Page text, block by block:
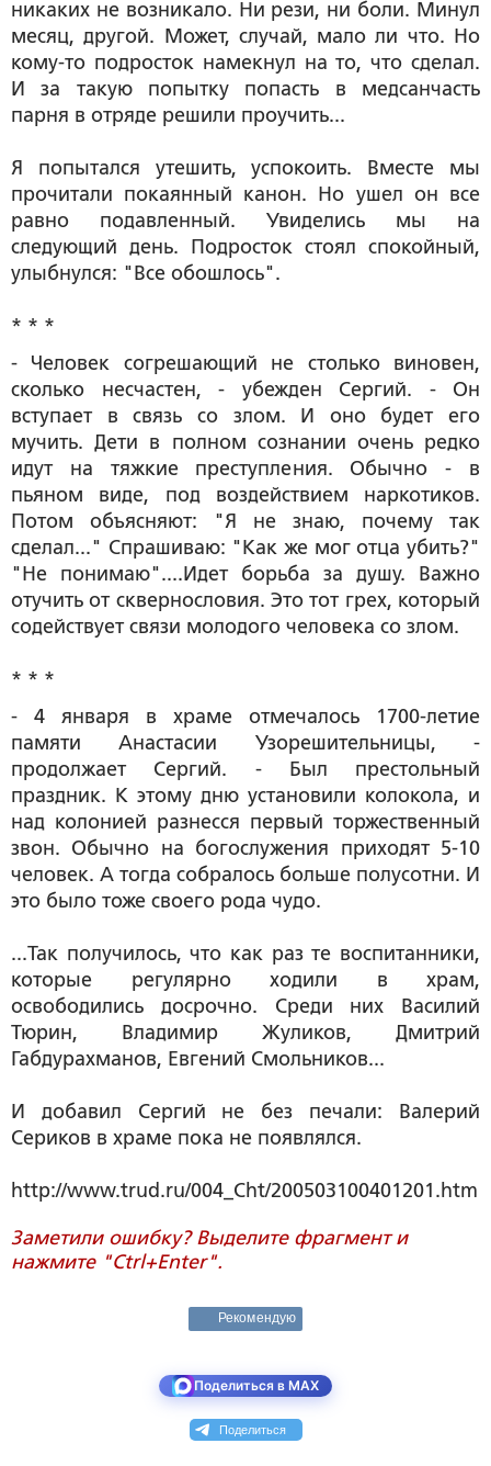
никаких не возникало. Ни рези, ни боли. Минул
месяц, другой. Может, случай, мало ли что. Но
кому-то подросток намекнул на то, что сделал.
И за такую попытку попасть в медсанчасть
парня в отряде решили проучить...
Я попытался утешить, успокоить. Вместе мы
прочитали покаянный канон. Но ушел он все
равно подавленный. Увиделись мы на
следующий день. Подросток стоял спокойный,
улыбнулся: "Все обошлось".
* * *
- Человек согрешающий не столько виновен,
сколько несчастен, - убежден Сергий. - Он
вступает в связь со злом. И оно будет его
мучить. Дети в полном сознании очень редко
идут на тяжкие преступления. Обычно - в
пьяном виде, под воздействием наркотиков.
Потом объясняют: "Я не знаю, почему так
сделал..." Спрашиваю: "Как же мог отца убить?"
"Не понимаю"....Идет борьба за душу. Важно
отучить от сквернословия. Это тот грех, который
содействует связи молодого человека со злом.
* * *
- 4 января в храме отмечалось 1700-летие
памяти Анастасии Узорешительницы, -
продолжает Сергий. - Был престольный
праздник. К этому дню установили колокола, и
над колонией разнесся первый торжественный
звон. Обычно на богослужения приходят 5-10
человек. А тогда собралось больше полусотни. И
это было тоже своего рода чудо.
...Так получилось, что как раз те воспитанники,
которые регулярно ходили в храм,
освободились досрочно. Среди них Василий
Тюрин, Владимир Жуликов, Дмитрий
Габдурахманов, Евгений Смольников...
И добавил Сергий не без печали: Валерий
Сериков в храме пока не появлялся.
http://www.trud.ru/004_Cht/200503100401201.htm
Заметили ошибку? Выделите фрагмент и
нажмите "Ctrl+Enter".
Рекомендую
Поделиться в MAX
Поделиться